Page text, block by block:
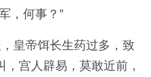
，何事？”
皇帝饵长生药过多，致
宫人辟易，莫敢近前，